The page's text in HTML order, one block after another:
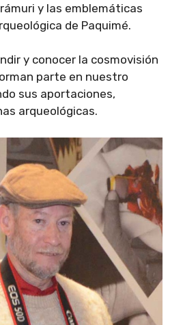
y las emblemáticas
de Paquimé.
y conocer la cosmovisión
parte en nuestro
sus aportaciones,
arqueológicas.